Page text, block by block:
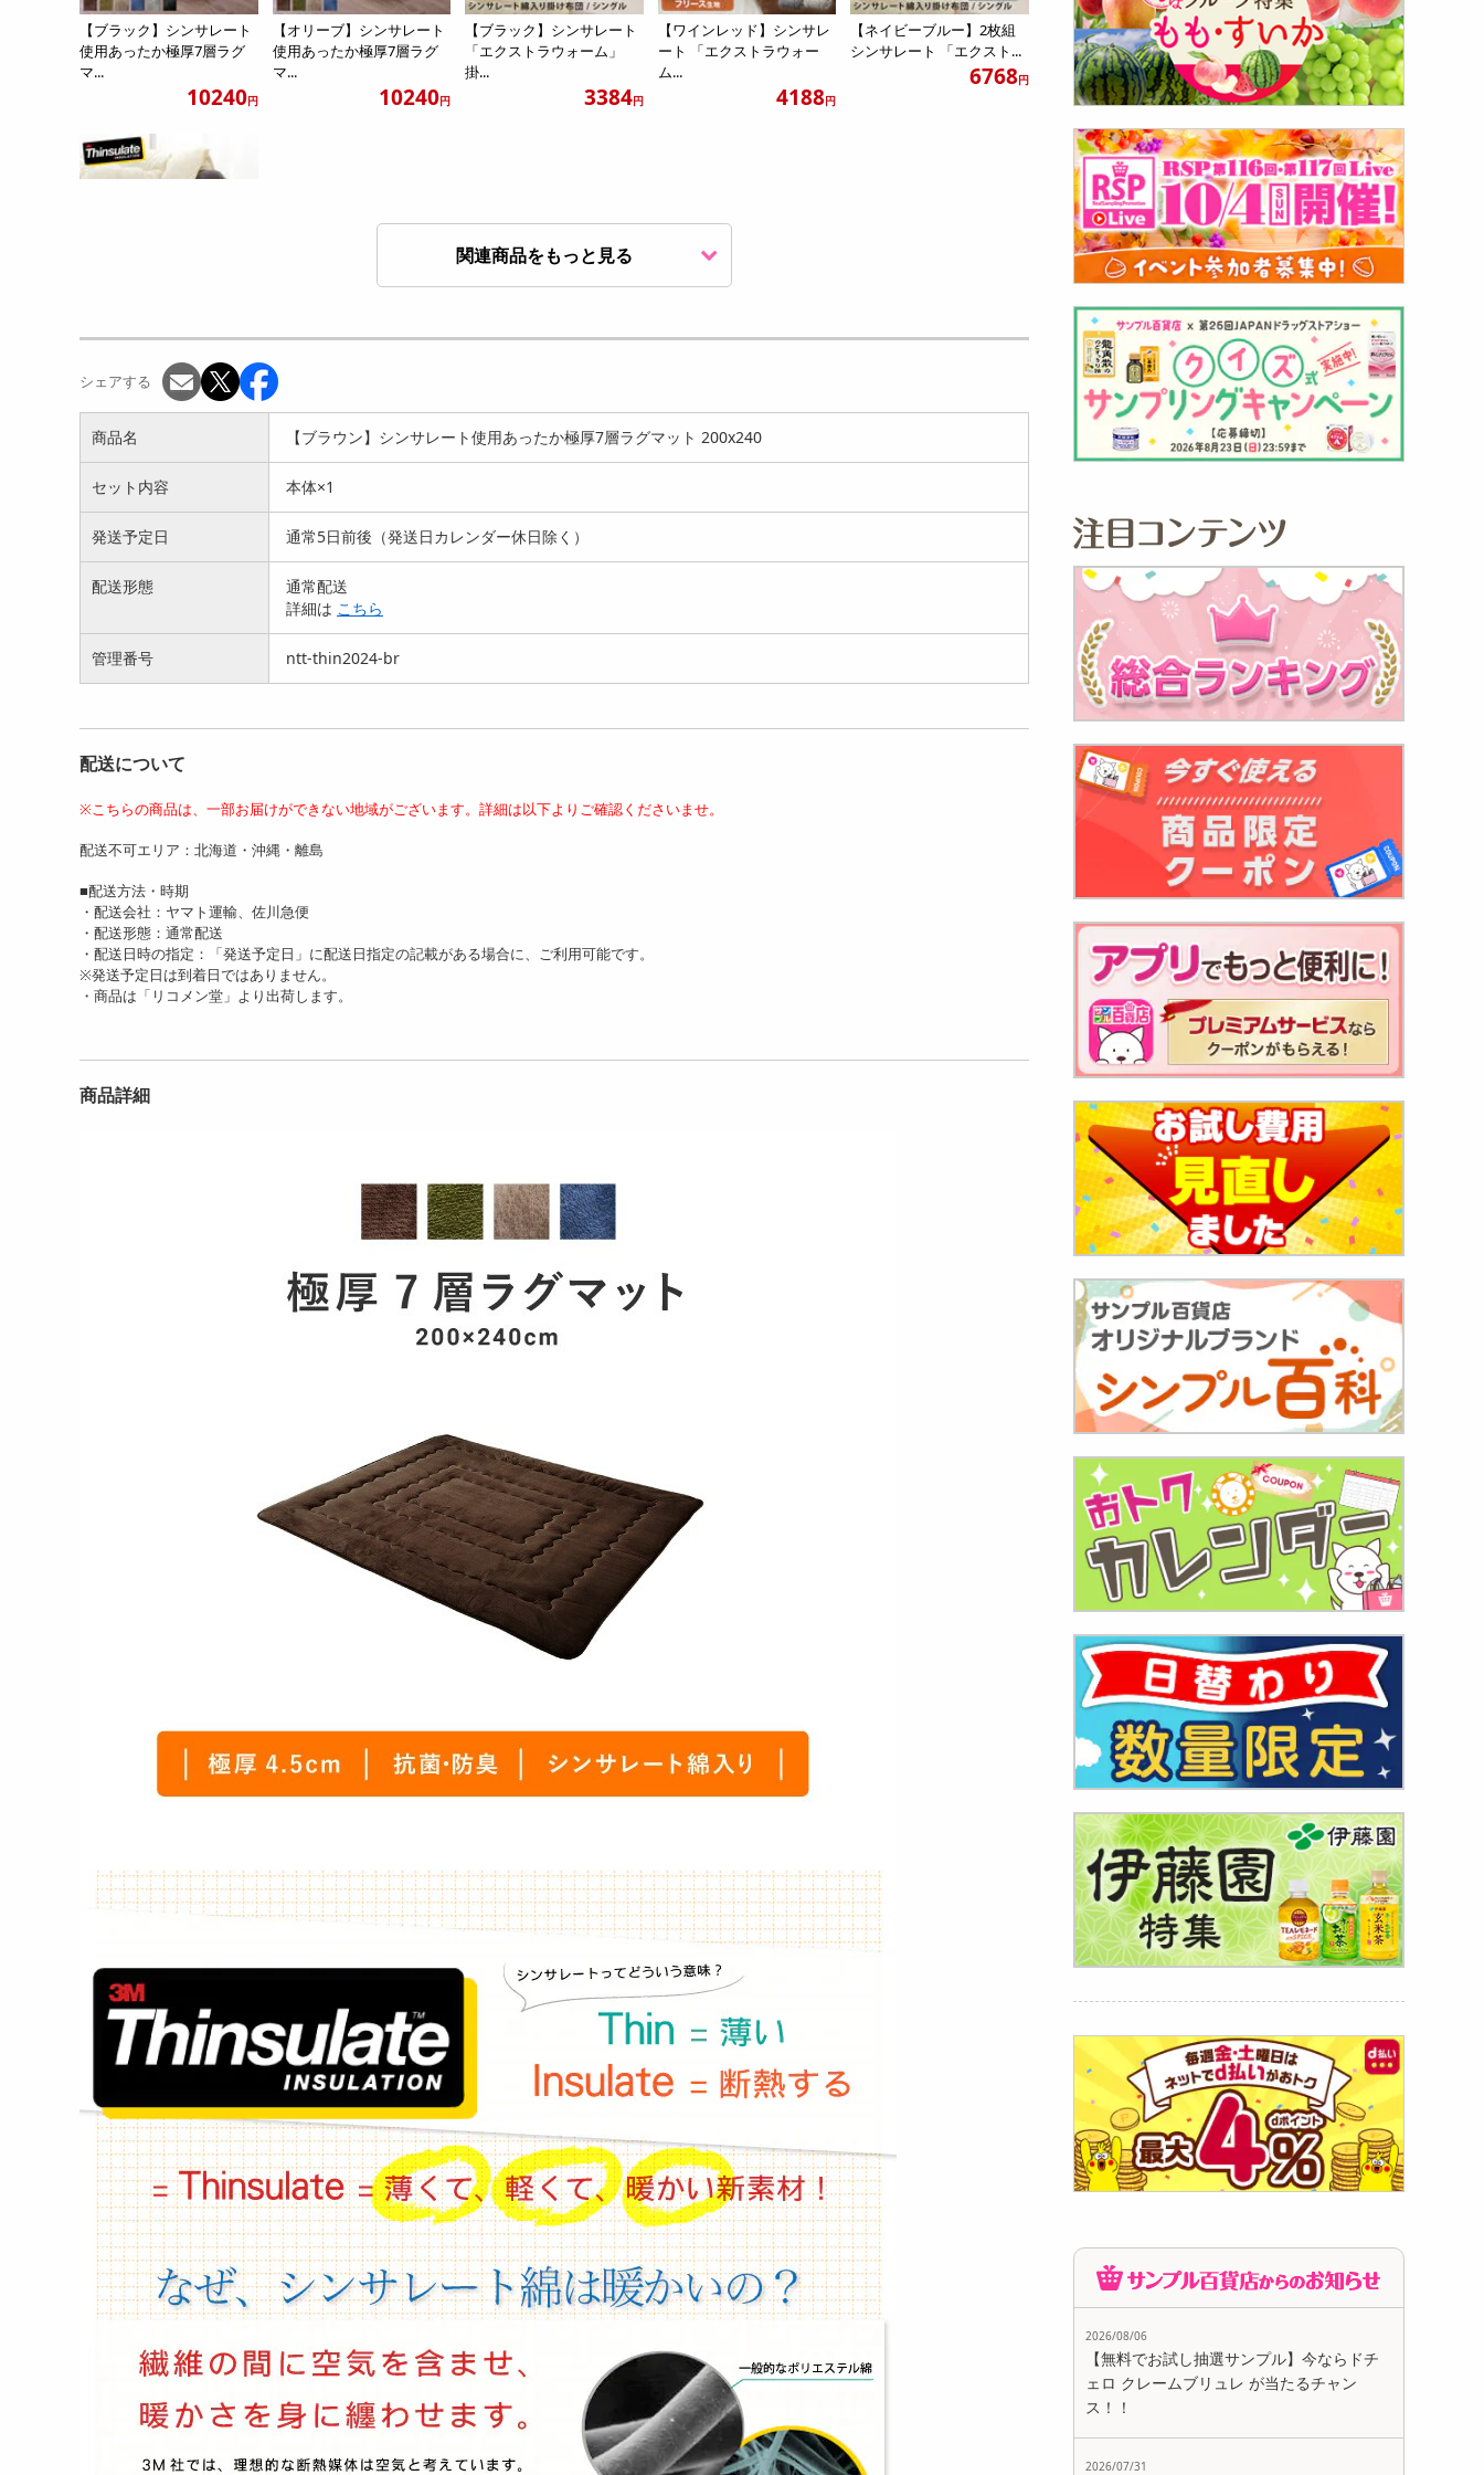
【ブラック】シンサレート
使用あったか極厚7層ラグ
マ...
10240円
【オリーブ】シンサレート
使用あったか極厚7層ラグ
マ...
10240円
【ブラック】シンサレート
「エクストラウォーム」
掛...
3384円
【ワインレッド】シンサレ
ート 「エクストラウォー
ム...
4188円
【ネイビーブルー】2枚組
シンサレート 「エクスト...
6768円
5891円
関連商品をもっと見る
シェアする
商品名 【ブラウン】シンサレート使用あったか極厚7層ラグマット 200x240
セット内容 本体×1
発送予定日 通常5日前後（発送日カレンダー休日除く）
配送形態
通常配送
詳細は こちら
管理番号 ntt-thin2024-br
配送について
※こちらの商品は、一部お届けができない地域がございます。詳細は以下よりご確認くださいませ。
配送不可エリア：北海道・沖縄・離島
■配送方法・時期
・配送会社：ヤマト運輸、佐川急便
・配送形態：通常配送
・配送日時の指定：「発送予定日」に配送日指定の記載がある場合に、ご利用可能です。
※発送予定日は到着日ではありません。
・商品は「リコメン堂」より出荷します。
商品詳細
2026/08/06
【無料でお試し抽選サンプル】今ならドチ
ェロ クレームブリュレ が当たるチャン
ス！！
2026/07/31